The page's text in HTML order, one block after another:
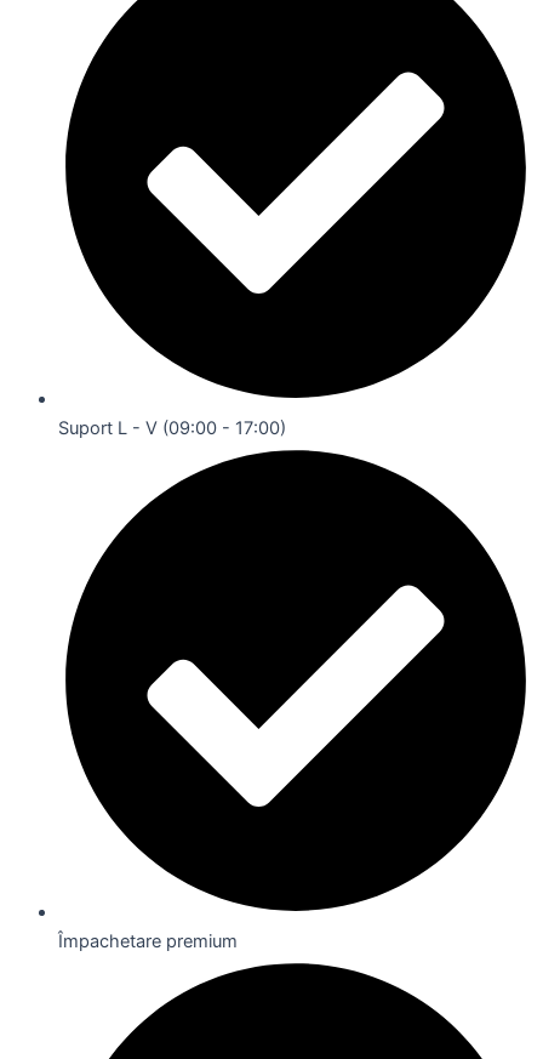
Suport L - V (09:00 - 17:00)
Împachetare premium